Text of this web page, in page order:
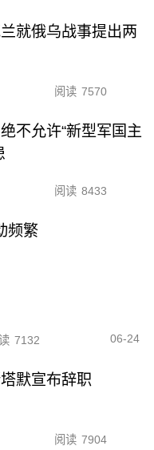
就俄乌战事提出两
阅读 7570
不允许“新型军国主
阅读 8433
频繁
7132 06-24
默宣布辞职
阅读 7904